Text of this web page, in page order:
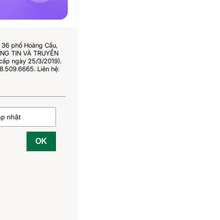
phố Hoàng Cầu,
TIN VÀ TRUYỀN
ngày 25/3/2019).
Liên hệ:
OK